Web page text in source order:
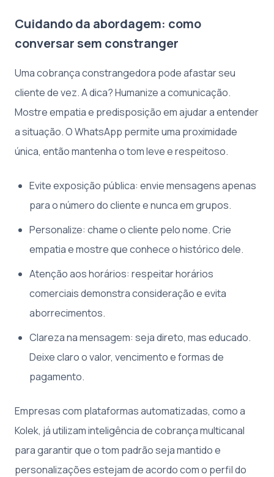
Cuidando da abordagem: como
conversar sem constranger
Uma cobrança constrangedora pode afastar seu
cliente de vez. A dica? Humanize a comunicação.
Mostre empatia e predisposição em ajudar a entender
a situação. O WhatsApp permite uma proximidade
única, então mantenha o tom leve e respeitoso.
Evite exposição pública: envie mensagens apenas
para o número do cliente e nunca em grupos.
Personalize: chame o cliente pelo nome. Crie
empatia e mostre que conhece o histórico dele.
Atenção aos horários: respeitar horários
comerciais demonstra consideração e evita
aborrecimentos.
Clareza na mensagem: seja direto, mas educado.
Deixe claro o valor, vencimento e formas de
pagamento.
Empresas com plataformas automatizadas, como a
Kolek, já utilizam inteligência de cobrança multicanal
para garantir que o tom padrão seja mantido e
personalizações estejam de acordo com o perfil do